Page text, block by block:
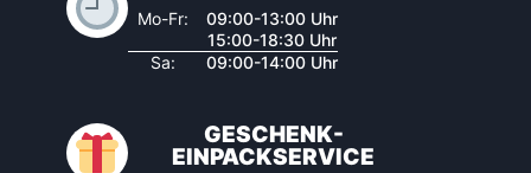
Mo-Fr:
09:00-13:00 Uhr
15:00-18:30 Uhr
Sa:
09:00-14:00 Uhr
GESCHENK-
EINPACKSERVICE